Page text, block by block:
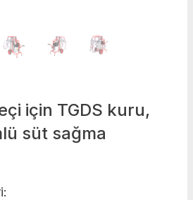
için TGDS kuru,
süt sağma